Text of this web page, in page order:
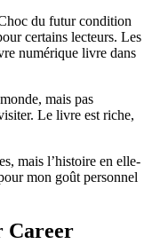
du futur condition
certains lecteurs. Les
numérique livre dans
mais pas
Le livre est riche,
mais l’histoire en elle-
mon goût personnel
Career